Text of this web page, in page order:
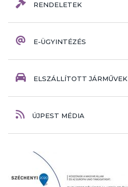
RENDELETEK
E-ÜGYINTÉZÉS
ELSZÁLLÍTOTT JÁRMŰVEK
ÚJPEST MÉDIA